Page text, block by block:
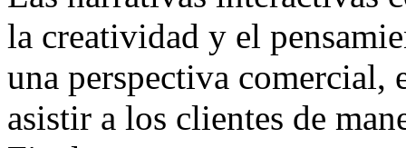
la creatividad y el
una perspectiva comercial,
asistir a los clientes de